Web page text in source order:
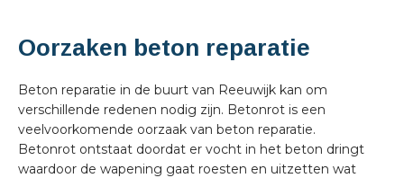
Oorzaken beton reparatie
Beton reparatie in de buurt van Reeuwijk kan om
verschillende redenen nodig zijn. Betonrot is een
veelvoorkomende oorzaak van beton reparatie.
Betonrot ontstaat doordat er vocht in het beton dringt
waardoor de wapening gaat roesten en uitzetten wat